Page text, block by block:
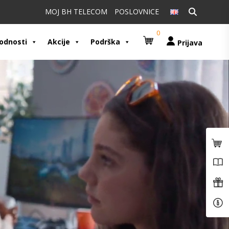
Pretraži:
MOJ BH TELECOM POSLOVNICE
Akcije Podrška
0
Prijava